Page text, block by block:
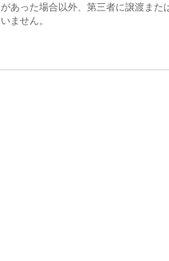
があった場合以外、第三者に譲渡また
いません。